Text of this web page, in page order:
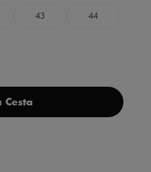
43 44